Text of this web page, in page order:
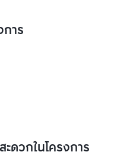
การ
ดวกในโครงการ